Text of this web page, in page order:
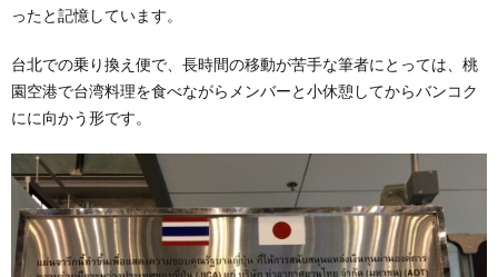
ったと記憶しています。
台北での乗り換え便で、長時間の移動が苦手な筆者にとっては、桃
園空港で台湾料理を食べながらメンバーと小休憩してからバンコク
にに向かう形です。